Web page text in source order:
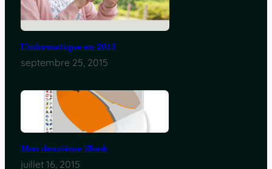
L’informatique en 2015
septembre 25, 2015
Mon deuxième iBook
juillet 16, 2015